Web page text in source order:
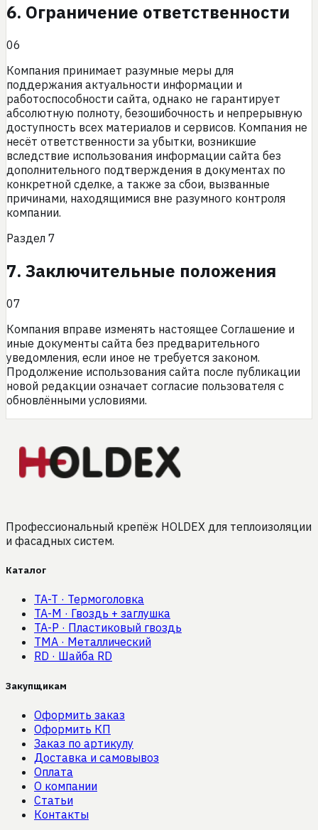
6. Ограничение ответственности
06
Компания принимает разумные меры для
поддержания актуальности информации и
работоспособности сайта, однако не гарантирует
абсолютную полноту, безошибочность и непрерывную
доступность всех материалов и сервисов. Компания не
несёт ответственности за убытки, возникшие
вследствие использования информации сайта без
дополнительного подтверждения в документах по
конкретной сделке, а также за сбои, вызванные
причинами, находящимися вне разумного контроля
компании.
Раздел 7
7. Заключительные положения
07
Компания вправе изменять настоящее Соглашение и
иные документы сайта без предварительного
уведомления, если иное не требуется законом.
Продолжение использования сайта после публикации
новой редакции означает согласие пользователя с
обновлёнными условиями.
Профессиональный крепёж HOLDEX для теплоизоляции
и фасадных систем.
Каталог
TA-T · Термоголовка
TA-M · Гвоздь + заглушка
TA-P · Пластиковый гвоздь
TMA · Металлический
RD · Шайба RD
Закупщикам
Оформить заказ
Оформить КП
Заказ по артикулу
Доставка и самовывоз
Оплата
О компании
Статьи
Контакты